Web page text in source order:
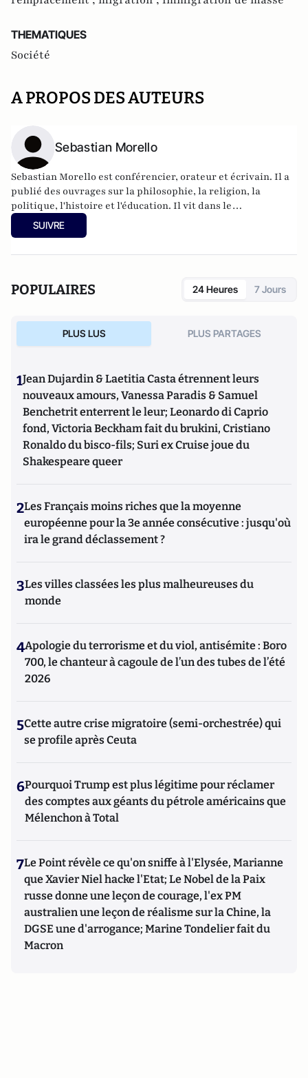
THEMATIQUES
Société
A PROPOS DES AUTEURS
Sebastian Morello
Sebastian Morello est conférencier, orateur et écrivain. Il a
publié des ouvrages sur la philosophie, la religion, la
politique, l'histoire et l'éducation. Il vit dans le
Bedfordshire, en Angleterre, avec sa femme et ses enfants.
Il est rédacteur et membre du comité de rédaction du
SUIVRE
POPULAIRES 24 Heures 7 Jours
PLUS LUS PLUS PARTAGES
1Jean Dujardin & Laetitia Casta étrennent leurs
nouveaux amours, Vanessa Paradis & Samuel
Benchetrit enterrent le leur; Leonardo di Caprio
fond, Victoria Beckham fait du brukini, Cristiano
Ronaldo du bisco-fils; Suri ex Cruise joue du
Shakespeare queer
2Les Français moins riches que la moyenne
européenne pour la 3e année consécutive : jusqu'où
ira le grand déclassement ?
3Les villes classées les plus malheureuses du
monde
4Apologie du terrorisme et du viol, antisémite : Boro
700, le chanteur à cagoule de l’un des tubes de l’été
2026
5Cette autre crise migratoire (semi-orchestrée) qui
se profile après Ceuta
6Pourquoi Trump est plus légitime pour réclamer
des comptes aux géants du pétrole américains que
Mélenchon à Total
7Le Point révèle ce qu'on sniffe à l'Elysée, Marianne
que Xavier Niel hacke l'Etat; Le Nobel de la Paix
russe donne une leçon de courage, l'ex PM
australien une leçon de réalisme sur la Chine, la
DGSE une d'arrogance; Marine Tondelier fait du
Macron